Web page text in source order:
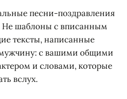
песни-поздравления
Не шаблоны с вписанным
тексты, написанные
с вашими общими
и словами, которые
вслух.